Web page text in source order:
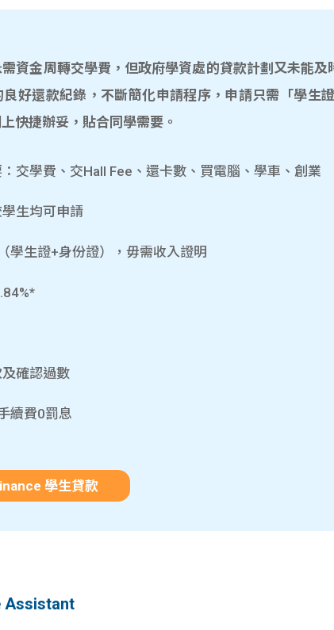
資金周轉交學費，但政府學資處的貸款計劃又未能
好還款紀錄，不斷簡化申請程序，申請只需「學生
快捷辦妥，貼合同學需要。
交學費、交Hall Fee、還卡數、買電腦、學車、創業
生均可申請
學生證+身份證），毋需收入證明
確認過數
續費0罰息
學生貸款
Assistant